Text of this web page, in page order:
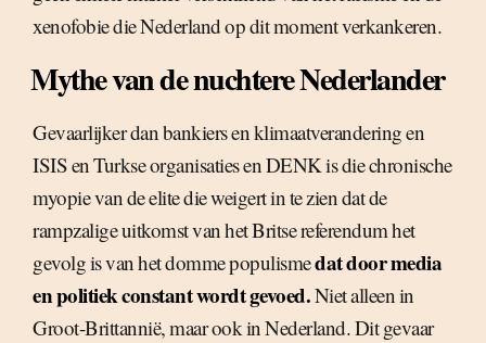
xenofobie die Nederland op dit moment verkankeren.
Mythe van de nuchtere Nederlander
Gevaarlijker dan bankiers en klimaatverandering en
ISIS en Turkse organisaties en DENK is die chronische
myopie van de elite die weigert in te zien dat de
rampzalige uitkomst van het Britse referendum het
gevolg is van het domme populismedat door media
en politiek constant wordt gevoed.Niet alleen in
Groot-Brittannië, maar ook in Nederland. Dit gevaar